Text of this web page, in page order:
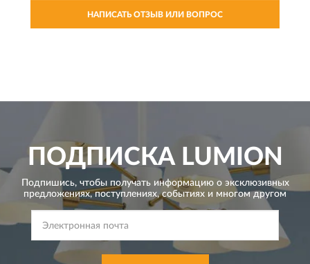
НАПИСАТЬ ОТЗЫВ ИЛИ ВОПРОС
ПОДПИСКАLUMION
Подпишись, чтобы получать информацию о эксклюзивных
предложениях,поступлениях, событиях и многом другом